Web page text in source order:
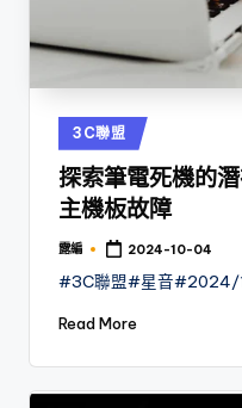
Posted
in
3C聯盟
探索筆電死機的
主機板故障
Posted
露編 2024-10-04
#3C聯盟#星音#2024/
Read More